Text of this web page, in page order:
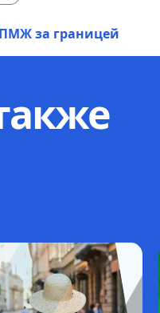
за границей